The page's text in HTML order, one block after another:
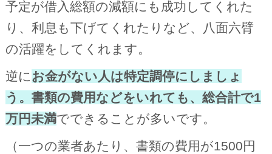
予定が借入総額の減額にも成功してくれた
り、利息も下げてくれたりなど、八面六臂
の活躍をしてくれます。
逆に お金がない人は特定調停にしましょ
う。書類の費用などをいれても、総合計で1
万円未満でできることが多いです。
（一つの業者あたり、書類の費用が1500円